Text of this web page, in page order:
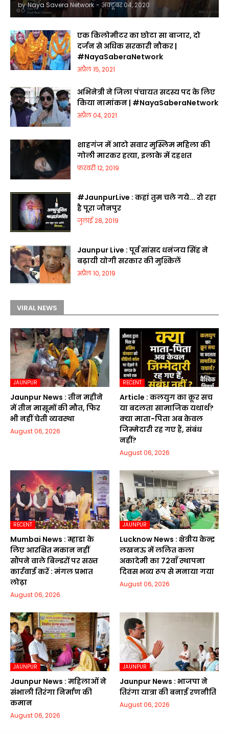
by Naya Savera Network - अक्टूबर 04, 2020
एक किलोमीटर का छोटा सा बाजार, दो
दर्जन से अधिक सरकारी नौकर |
#NayaSaberaNetwork
अप्रैल 15, 2021
अभिनेत्री ने जिला पंचायत सदस्य पद के लिए
किया नामांकन | #NayaSaberaNetwork
अप्रैल 04, 2021
शाहगंज में आटो सवार मुस्लिम महिला की
गोली मारकर हत्या, इलाके में दहशत
फ़रवरी 12, 2019
#JaunpurLive : कहां तुम चले गये... रो रहा
है पूरा जौनपुर
जुलाई 28, 2019
Jaunpur Live : पूर्व सांसद धनंजय सिंह ने
बढ़ायी योगी सरकार की मुश्किलें
अप्रैल 10, 2019
VIRAL NEWS
JAUNPUR
Jaunpur News : तीन महीने
में तीन मासूमों की मौत, फिर
भी नहीं चेती व्यवस्था
August 06, 2026
RECENT
Article : कलयुग का क्रूर सच
या बदलता सामाजिक यथार्थ?
क्या माता-पिता अब केवल
जिम्मेदारी रह गए हैं, संबंध
नहीं?
August 06, 2026
RECENT
Mumbai News : म्हाडा के
लिए आरक्षित मकान नहीं
सौंपने वाले बिल्डरों पर सख्त
कार्रवाई करें : मंगल प्रभात
लोढ़ा
August 06, 2026
JAUNPUR
Lucknow News : क्षेत्रीय केन्द्र
लखनऊ में ललित कला
अकादेमी का 72वाॅं स्थापना
दिवस भव्य रूप से मनाया गया
August 06, 2026
JAUNPUR
Jaunpur News : महिलाओं ने
संभाली तिरंगा निर्माण की
कमान
August 06, 2026
JAUNPUR
Jaunpur News : भाजपा ने
तिरंगा यात्रा की बनाई रणनीति
August 06, 2026